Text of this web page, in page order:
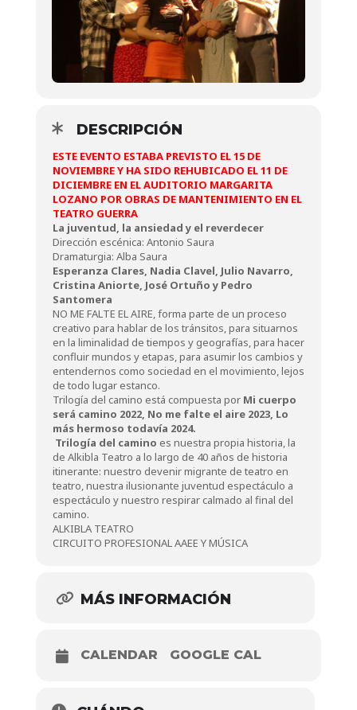
DESCRIPCIÓN
ESTE EVENTO ESTABA PREVISTO EL 15 DE
NOVIEMBRE Y HA SIDO REHUBICADO EL 11 DE
DICIEMBRE EN EL AUDITORIO MARGARITA
LOZANO POR OBRAS DE MANTENIMIENTO EN EL
TEATRO GUERRA
La juventud, la ansiedad y el reverdecer
Dirección escénica: Antonio Saura
Dramaturgia: Alba Saura
Esperanza Clares, Nadia Clavel, Julio Navarro,
Cristina Aniorte, José Ortuño y Pedro
Santomera
NO ME FALTE EL AIRE, forma parte de un proceso
creativo para hablar de los tránsitos, para situarnos
en la liminalidad de tiempos y geografías, para hacer
confluir mundos y etapas, para asumir los cambios y
entendernos como sociedad en el movimiento, lejos
de todo lugar estanco.
Trilogía del camino está compuesta porMi cuerpo
será camino 2022, No me falte el aire 2023, Lo
más hermoso todavía 2024.
Trilogía del camino es nuestra propia historia, la
de Alkibla Teatro a lo largo de 40 años de historia
itinerante: nuestro devenir migrante de teatro en
teatro, nuestra ilusionante juventud espectáculo a
espectáculo y nuestro respirar calmado al final del
camino.
ALKIBLA TEATRO
CIRCUITO PROFESIONAL AAEE Y MÚSICA
MÁS INFORMACIÓN
CALENDAR GOOGLE CAL